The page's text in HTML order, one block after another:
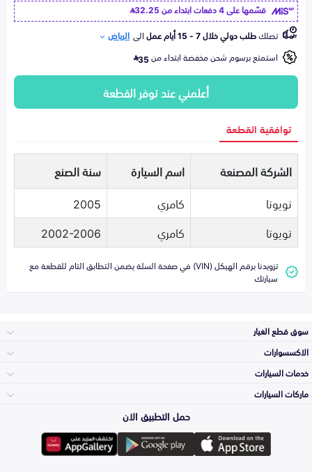
قسّمها على 4 دفعات ابتداء من
32.25
تصلكطلب دولي خلال 7 - 15 أيام عمل الى الرياض
استمتع برسوم شحن مخفضة ابتداء من35
أعلمني عند توفر القطعة
توافقية القطعة
الشركة المصنعة اسم السيارة
سنة الصنع
تويوتا
كامري
2005
تويوتا
كامري 2002-2006
تزويدنا برقم الهيكل (VIN) في صفحة السلة يضمن التطابق التام للقطعة مع
سيارتك
سوق قطع الغيار
المكائن، القيرات
وملحقاتها
الاكسسوارات
لوازم الرحلات
خدمات السيارات
الأكثر مبيعاً
ماركات السيارات
تويوتا
حمل التطبيق الان